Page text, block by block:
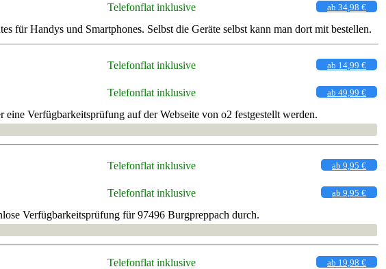
Telefonflat inklusive ab 34,98 €
Handys und Smartphones. Selbst die Geräte selbst kann man dort mit bestellen.
Telefonflat inklusive ab 14,99 €
Telefonflat inklusive ab 49,99 €
Verfügbarkeitsprüfung auf der Webseite von o2 festgestellt werden.
Telefonflat inklusive ab 9,95 €
Telefonflat inklusive ab 9,95 €
Verfügbarkeitsprüfung für 97496 Burgpreppach durch.
Telefonflat inklusive ab 19,98 €